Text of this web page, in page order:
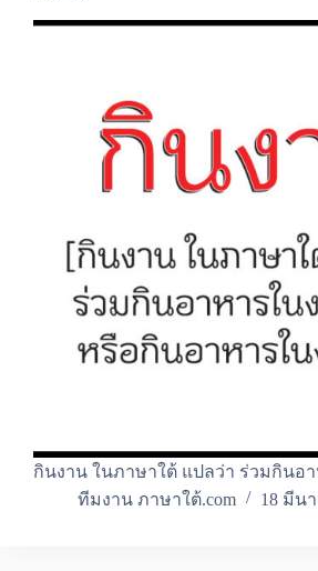
กินงาน ในภาษาใต้ แปลว่า ร่วมกินอ
ทีมงาน ภาษาใต้.com
18 มีน